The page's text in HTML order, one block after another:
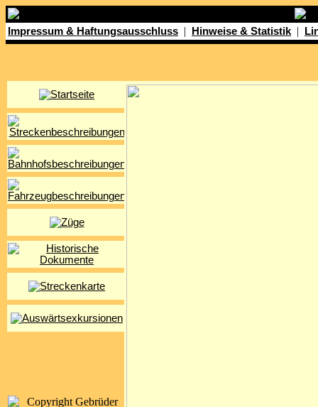
Impressum & Haftungsausschluss | Hinweise & Statistik |